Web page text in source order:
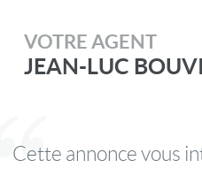
VOTRE AGENT
JEAN-LUC
Cette annonce vous